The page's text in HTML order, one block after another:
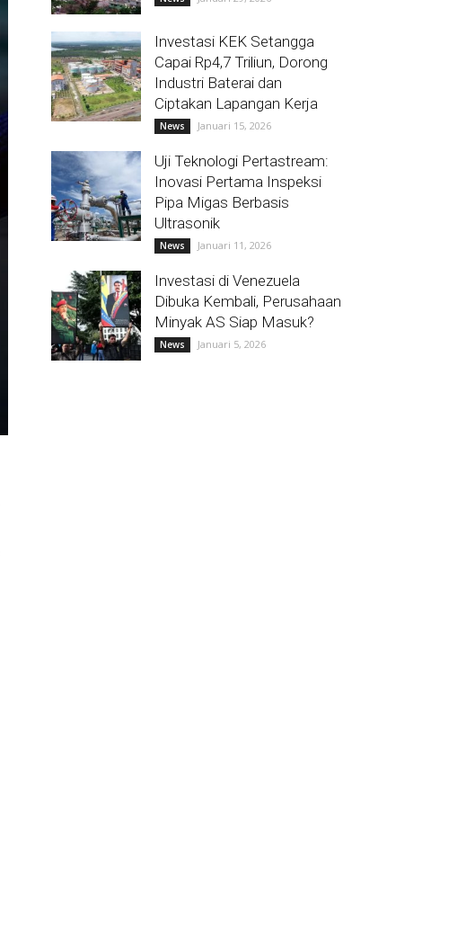
Investasi KEK Setangga
Capai Rp4,7 Triliun, Dorong
Industri Baterai dan
Ciptakan Lapangan Kerja
News Januari 15, 2026
Uji Teknologi Pertastream:
Inovasi Pertama Inspeksi
Pipa Migas Berbasis
Ultrasonik
News Januari 11, 2026
Investasi di Venezuela
Dibuka Kembali, Perusahaan
Minyak AS Siap Masuk?
News Januari 5, 2026